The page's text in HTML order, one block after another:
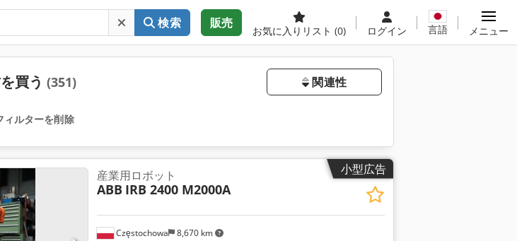
検索 販売
お気に入りリスト (0) ログイン 言語 メニュー
買う (351) 関連性
ィルターを削除
小型広告
Częstochowa 8,670 km
産業用ロボット
ABB IRB 2400 M2000A